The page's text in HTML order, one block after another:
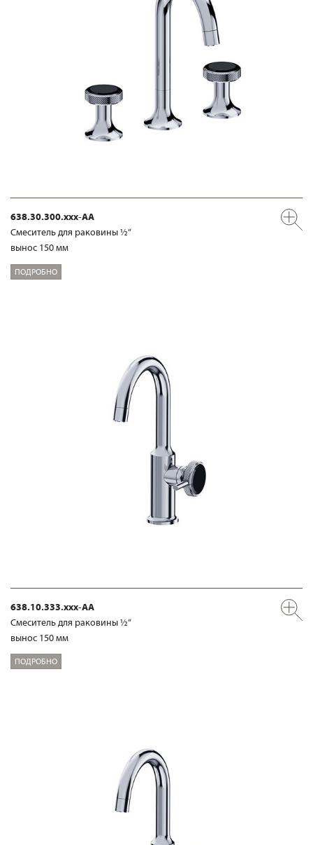
638.30.300.xxx-AA
Смеситель для раковины ½“
вынос 150 мм
ПОДРОБНО
638.10.333.xxx-AA
Смеситель для раковины ½“
вынос 150 мм
ПОДРОБНО